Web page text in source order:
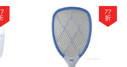
77
折